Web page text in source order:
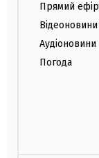
Прямий ефір
Відеоновини
Аудіоновини
Погода